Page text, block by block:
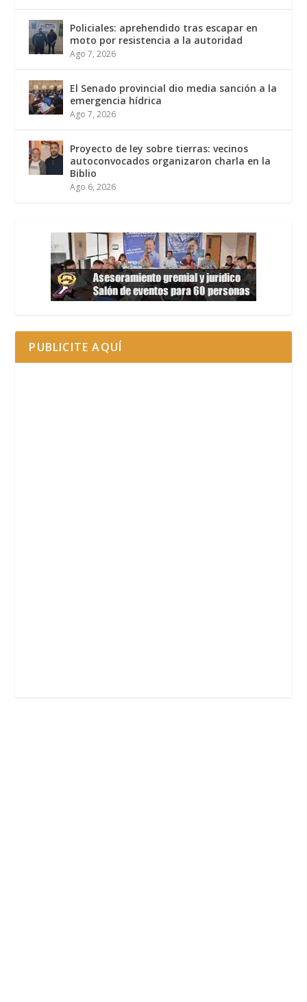
Policiales: aprehendido tras escapar en
moto por resistencia a la autoridad
Ago 7, 2026
El Senado provincial dio media sanción a la
emergencia hídrica
Ago 7, 2026
Proyecto de ley sobre tierras: vecinos
autoconvocados organizaron charla en la
Biblio
Ago 6, 2026
PUBLICITE AQUÍ